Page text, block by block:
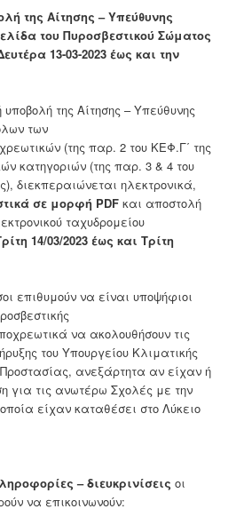
της Αίτησης – Υπεύθυνης
του Πυροσβεστικού Σώματος
13-03-2023 έως και την
της Αίτησης – Υπεύθυνης
των
(της παρ. 2 του ΚΕΦ.Γ΄ της
κατηγοριών (της παρ. 3 & 4 του
διεκπεραιώνεται ηλεκτρονικά,
σε μορφή PDF και αποστολή
ταχυδρομείου
14/03/2023 έως και Τρίτη
επιθυμούν να είναι υποψήφιοι
να ακολουθήσουν τις
του Υπουργείου Κλιματικής
Προστασίας, ανεξάρτητα αν είχαν ή
για τις ανωτέρω Σχολές με την
είχαν καταθέσει στο Λύκειο
– διευκρινίσειςοι
να επικοινωνούν: